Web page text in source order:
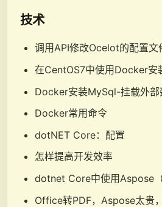
技术
调用API修改Ocelot的配置文
在CentOS7中使用Docker安
Docker安装MySql-挂载外部
Docker常用命令
dotNET Core：配置
怎样提高开发效率
dotnet Core中使用Aspose
Office转PDF，Aspose太贵